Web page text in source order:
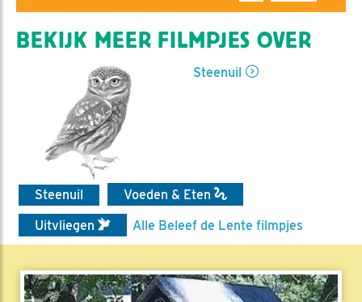
BEKIJK MEER FILMPJES OVER
Steenuil
Steenuil
Voeden & Eten
Uitvliegen
Alle Beleef de Lente filmpjes